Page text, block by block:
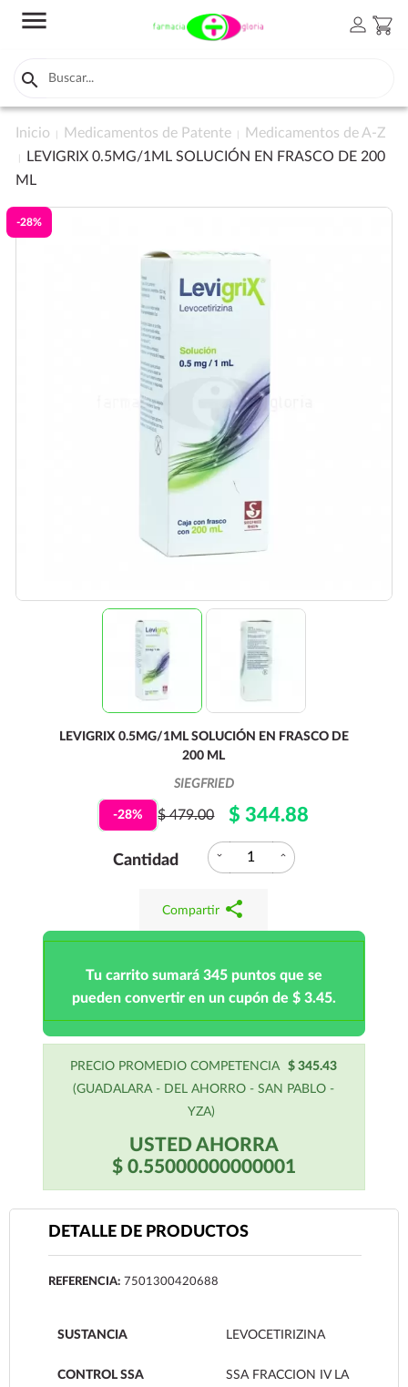
menu person shopping_cart

Inicio Medicamentos de Patente
Medicamentos de A-Z
LEVIGRIX 0.5MG/1ML SOLUCIÓN EN FRASCO DE 200
ML
-28%
LEVIGRIX 0.5MG/1ML SOLUCIÓN EN FRASCO DE
200 ML
SIEGFRIED
-28% $ 479.00 $ 344.88
Cantidad expand_more expand_less
Compartir share
Tu carrito sumará 345 puntos que se
pueden convertir en un cupón de $ 3.45.
PRECIO PROMEDIO COMPETENCIA
$ 345.43
(GUADALARA - DEL AHORRO - SAN PABLO -
YZA)
USTED AHORRA
$ 0.55000000000001
DETALLE DE PRODUCTOS
REFERENCIA: 7501300420688
SUSTANCIA LEVOCETIRIZINA
CONTROL SSA
SSA FRACCION IV LA